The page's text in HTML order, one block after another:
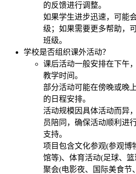
的反馈进行调整。
如果学生进步迅速，可能
级；如果需要更多帮助，
班级。
学校是否组织课外活动？
课后活动一般安排在下午
教学时间。
部分活动可能在傍晚或晚
的日程安排。
活动规模因具体活动而异
员陪同，确保活动顺利进
支持。
项目包含文化参观(参观博
馆等)、体育活动(足球、
聚会(电影夜、国际美食节